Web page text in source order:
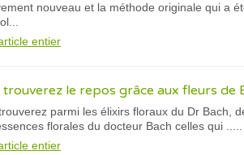
nouveau et la méthode originale qui a
entier
trouverez le repos grâce aux fleurs de
parmi les élixirs floraux du Dr Bach,
florales du docteur Bach celles qui .....
entier